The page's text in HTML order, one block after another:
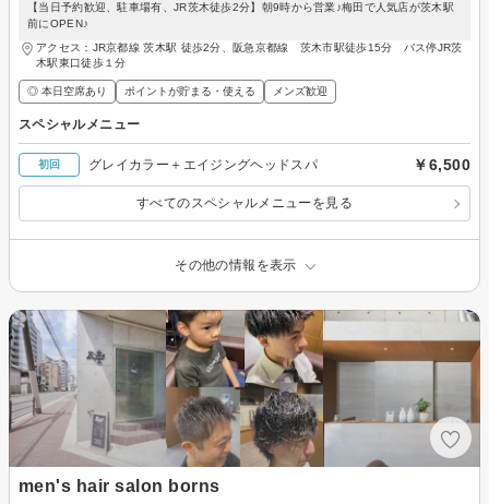
【当日予約歓迎、駐車場有、JR茨木徒歩2分】朝9時から営業♪梅田で人気店が茨木駅
前にOPEN♪
アクセス：JR京都線 茨木駅 徒歩2分、阪急京都線 茨木市駅徒歩15分 バス停JR茨
木駅東口徒歩１分
◎ 本日空席あり ポイントが貯まる・使える メンズ歓迎
スペシャルメニュー
初回 グレイカラー＋エイジングヘッドスパ ￥6,500
すべてのスペシャルメニューを見る
その他の情報を表示
men's hair salon borns